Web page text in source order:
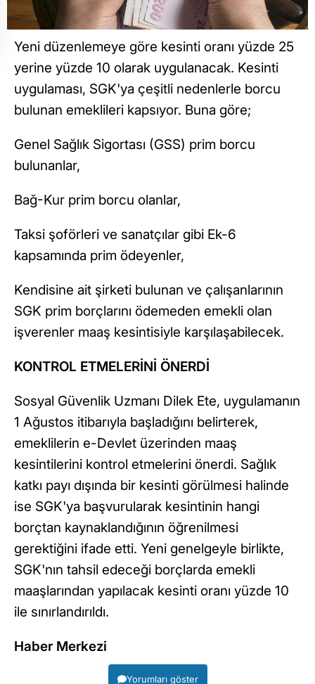
Yeni düzenlemeye göre kesinti oranı yüzde 25
yerine yüzde 10 olarak uygulanacak. Kesinti
uygulaması, SGK'ya çeşitli nedenlerle borcu
bulunan emeklileri kapsıyor. Buna göre;
Genel Sağlık Sigortası (GSS) prim borcu
bulunanlar,
Bağ-Kur prim borcu olanlar,
Taksi şoförleri ve sanatçılar gibi Ek-6
kapsamında prim ödeyenler,
Kendisine ait şirketi bulunan ve çalışanlarının
SGK prim borçlarını ödemeden emekli olan
işverenler maaş kesintisiyle karşılaşabilecek.
KONTROL ETMELERİNİ ÖNERDİ
Sosyal Güvenlik Uzmanı Dilek Ete, uygulamanın
1 Ağustos itibarıyla başladığını belirterek,
emeklilerin e-Devlet üzerinden maaş
kesintilerini kontrol etmelerini önerdi. Sağlık
katkı payı dışında bir kesinti görülmesi halinde
ise SGK'ya başvurularak kesintinin hangi
borçtan kaynaklandığının öğrenilmesi
gerektiğini ifade etti. Yeni genelgeyle birlikte,
SGK'nın tahsil edeceği borçlarda emekli
maaşlarından yapılacak kesinti oranı yüzde 10
ile sınırlandırıldı.
Haber Merkezi
Yorumları göster